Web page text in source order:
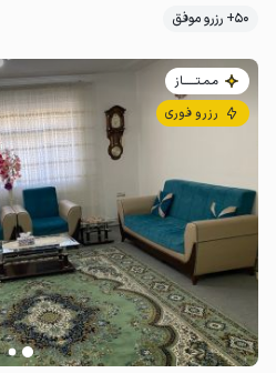
50+ رزرو موفق
مـمـتــــــاز
رزرو فوری